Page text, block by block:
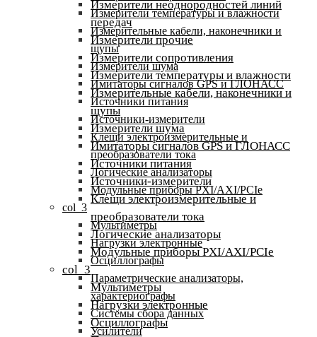
Измерители температуры и влажности
Измерительные кабели, наконечники и
щупы
Измерители шума
Имитаторы сигналов GPS и ГЛОНАСС
Источники питания
Источники-измерители
Клещи электроизмерительные и
преобразователи тока
Логические анализаторы
Модульные приборы PXI/AXI/PCIe
col_3
Мультиметры
Нагрузки электронные
Осциллографы
Параметрические анализаторы,
характериографы
Системы сбора данных
Усилители
Измерители неоднородностей линий
передач
Измерители прочие
Измерители сопротивления
Измерители температуры и влажности
Измерительные кабели, наконечники и
щупы
Измерители шума
Имитаторы сигналов GPS и ГЛОНАСС
Источники питания
Источники-измерители
Клещи электроизмерительные и
преобразователи тока
Логические анализаторы
Модульные приборы PXI/AXI/PCIe
col_3
Мультиметры
Нагрузки электронные
Осциллографы